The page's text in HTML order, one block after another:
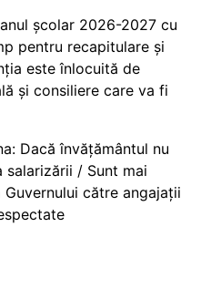
școlar 2026-2027 cu
pentru recapitulare și
este înlocuită de
și consiliere care va fi
Dacă învățământul nu
salarizării / Sunt mai
către angajații